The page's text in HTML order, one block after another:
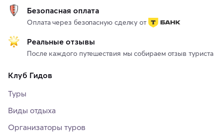
Безопасная оплата
Оплата через безопасную сделку от
Реальные отзывы
После каждого путешествия мы собираем отзыв туриста
Клуб Гидов
Туры
Виды отдыха
Организаторы туров